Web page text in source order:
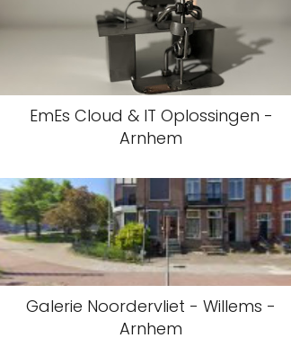
EmEs Cloud & IT Oplossingen -
Arnhem
Galerie Noordervliet - Willems -
Arnhem